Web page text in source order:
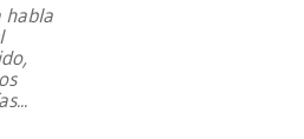
habla
...